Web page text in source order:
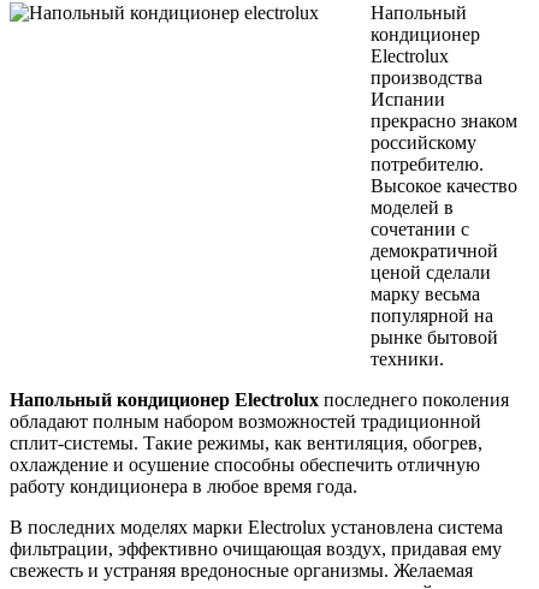
Напольный
кондиционер
Еlectrolux
производства
Испании
прекрасно знаком
российскому
потребителю.
Высокое качество
моделей в
сочетании с
демократичной
ценой сделали
марку весьма
популярной на
рынке бытовой
техники.
Напольный кондиционер Еlectrolux последнего поколения
обладают полным набором возможностей традиционной
сплит-системы. Такие режимы, как вентиляция, обогрев,
охлаждение и осушение способны обеспечить отличную
работу кондиционера в любое время года.
В последних моделях марки Еlectrolux установлена система
фильтрации, эффективно очищающая воздух, придавая ему
свежесть и устраняя вредоносные организмы. Желаемая